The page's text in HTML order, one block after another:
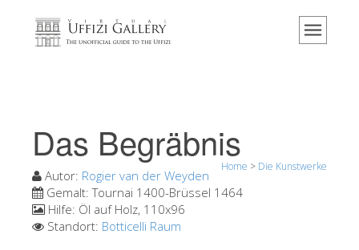
Home
Veranstaltungen & Ausstellungen
Besucher Bewertungen
Kontakt
Die Uffizien entdecken
Das Begräbnis
Home > Die Kunstwerke
Autor: Rogier van der Weyden
Gemalt:Tournai 1400-Brüssel 1464
Hilfe: Öl auf Holz, 110x96
Standort: Botticelli Raum